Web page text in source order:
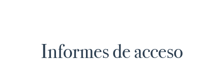
Informes de acceso